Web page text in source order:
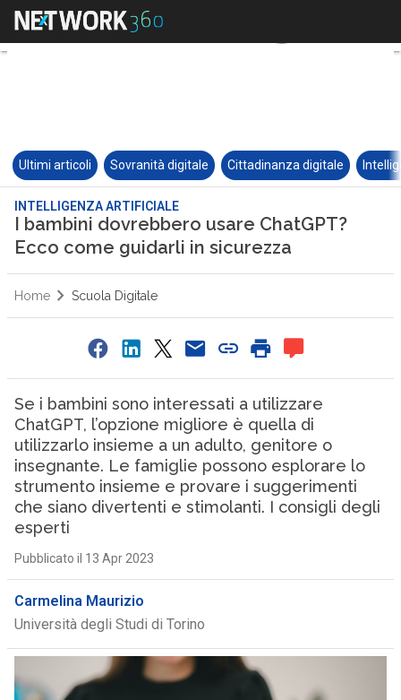
Ultimi articoli Sovranità digitale Cittadinanza digitale
INTELLIGENZA ARTIFICIALE
I bambini dovrebbero usare ChatGPT?
Ecco come guidarli in sicurezza
Home Scuola Digitale
Se i bambini sono interessati a utilizzare
ChatGPT, l’opzione migliore è quella di
utilizzarlo insieme a un adulto, genitore o
insegnante. Le famiglie possono esplorare lo
strumento insieme e provare i suggerimenti
che siano divertenti e stimolanti. I consigli degli
esperti
Pubblicato il 13 Apr 2023
Carmelina Maurizio
Università degli Studi di Torino